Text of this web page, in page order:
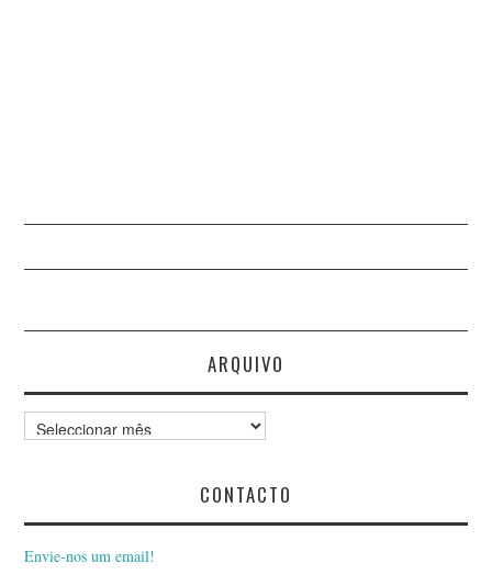
ARQUIVO
Arquivo
CONTACTO
Envie-nos um email!